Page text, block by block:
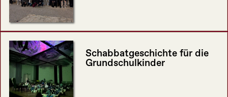
Schabbatgeschichte für die
Grundschulkinder